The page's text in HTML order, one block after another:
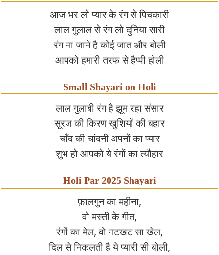
आज भर लो प्यार के रंग से पिचकारी
लाल गुलाल से रंग लो दुनिया सारी
रंग ना जाने है कोई जात और बोली
आपको हमारी तरफ से हैप्पी होली
Small Shayari on Holi
लाल गुलाबी रंग है झूम रहा संसार
सूरज की किरण खुशियों की बहार
चाँद की चांदनी अपनों का प्यार
शुभ हो आपको ये रंगों का त्यौहार
Holi Par 2025 Shayari
फ़ालगुन का महीना,
वो मस्ती के गीत,
रंगों का मेल, वो नटखट सा खेल,
दिल से निकलती है ये प्यारी सी बोली,